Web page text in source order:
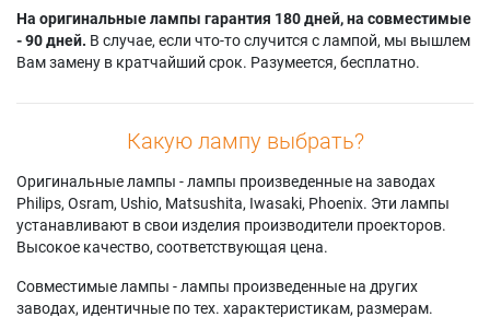
На оригинальные лампы гарантия 180 дней, на совместимые
- 90 дней. В случае, если что-то случится с лампой, мы вышлем
Вам замену в кратчайший срок. Разумеется, бесплатно.
Какую лампу выбрать?
Оригинальные лампы - лампы произведенные на заводах
Philips, Osram, Ushio, Matsushita, Iwasaki, Phoenix. Эти лампы
устанавливают в свои изделия производители проекторов.
Высокое качество, соответствующая цена.
Совместимые лампы - лампы произведенные на других
заводах, идентичные по тех. характеристикам, размерам.